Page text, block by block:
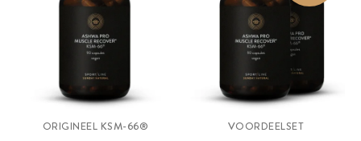
ORIGINEEL KSM-66® VOORDEELSET